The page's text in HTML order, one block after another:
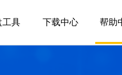
工具 下载中心 帮助